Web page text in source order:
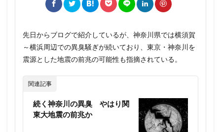
先日からブログで紹介しているが、神奈川県では横須賀
～横浜周辺での異臭騒ぎが続いており、東京・神奈川を
震源とした地震の前兆の可能性も指摘されている。
関連記事
続く神奈川の異臭 やはり関
東大地震の前兆か